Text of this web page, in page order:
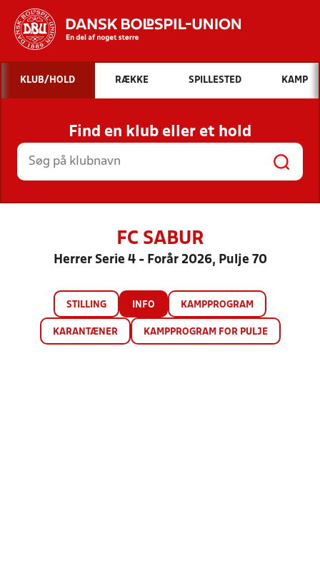
Hvad vil du søge efter?
INDHOLD OG NYHEDER
STILLINGER, RESULTATER, KLUBBER OG
HOLD
KLUB/HOLD RÆKKE SPILLESTED KAMP
Find en klub eller et hold
FC SABUR
Herrer Serie 4 - Forår 2026, Pulje 70
STILLING INFO KAMPPROGRAM
KARANTÆNER KAMPPROGRAM FOR PULJE